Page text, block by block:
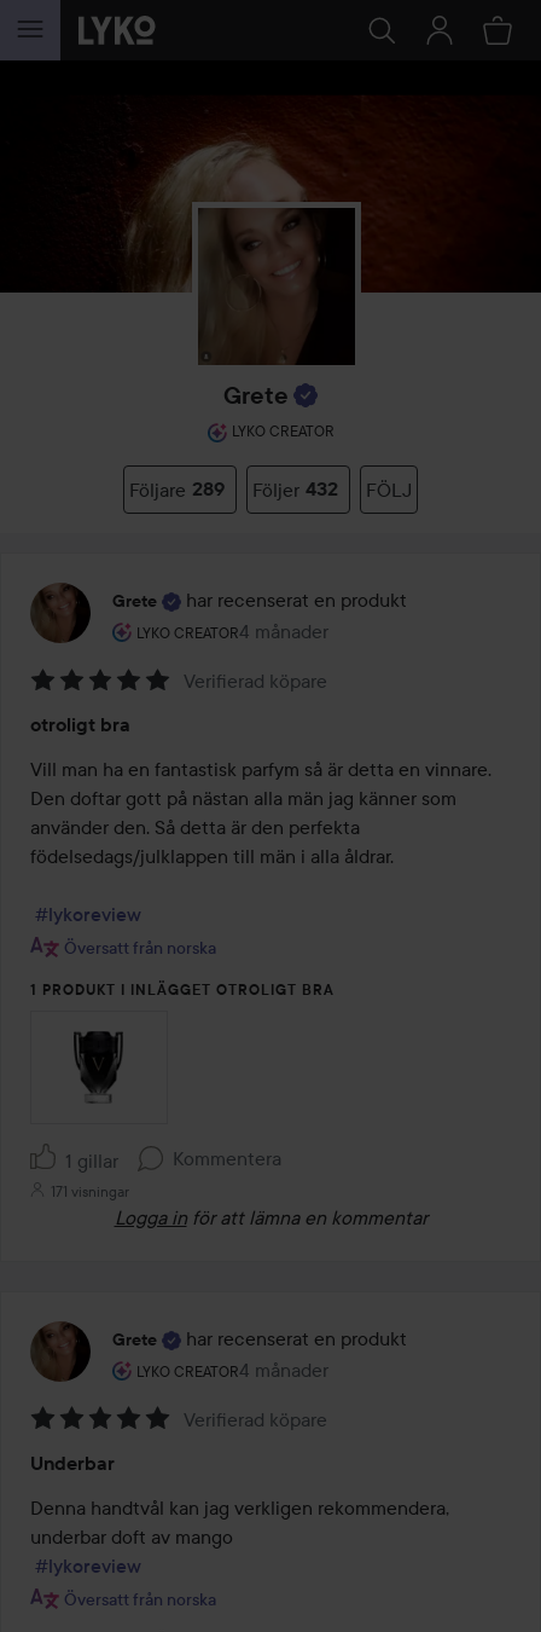
HOPPA TILL INNEHÅLLET
Grete
LYKO CREATOR
Följare 289 Följer 432 FÖLJ
Grete har recenserat en produkt
LYKO CREATOR
Användarens roll: Lyko Creator.
4 månader
Inlägget skapades 4 månader
5
av
5
Verifierad köpare
otroligt bra
Vill man ha en fantastisk parfym så är detta en vinnare.
Den doftar gott på nästan alla män jag känner som
använder den. Så detta är den perfekta
födelsedags/julklappen till män i alla åldrar.
#lykoreview
Översatt från norska
1 PRODUKT I INLÄGGET OTROLIGT BRA
1 gillar Kommentera
171 visningar
Logga in för att lämna en kommentar
Grete har recenserat en produkt
LYKO CREATOR
Användarens roll: Lyko Creator.
4 månader
Inlägget skapades 4 månader
5
av
5
Verifierad köpare
Underbar
Denna handtvål kan jag verkligen rekommendera,
underbar doft av mango
#lykoreview
Översatt från norska